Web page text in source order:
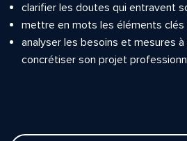
clarifier les doutes qui entravent
mettre en mots les éléments clés
analyser les besoins et mesures
concrétiser son projet